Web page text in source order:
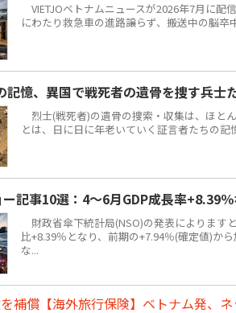
VIETJOベトナムニュースが2026年7月に配
にわたり救急車の進路譲らず、搬送中の脳卒
記憶、異国で戦死者の遺骨を捜す兵士
烈士(戦死者)の遺骨の捜索・収集は、ほと
とは、日に日に年老いていく証言者たちの
記事10選：4～6月GDP成長率+8.39
財政省傘下統計局(NSO)の発表によります
比+8.39％となり、前期の+7.94％(確定値)か
な...
補償【海外旅行保険】ベトナム発、ネ